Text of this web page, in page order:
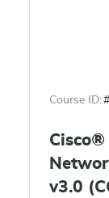
Course ID:#
Cisco®
v3.0